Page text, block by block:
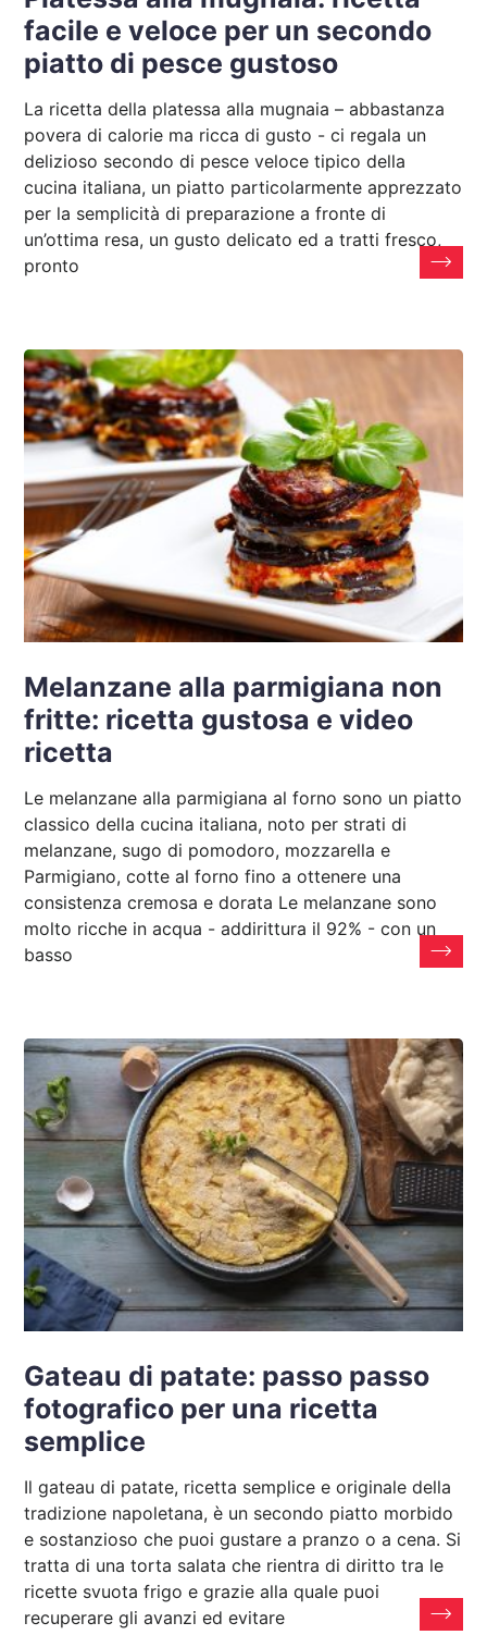
facile e veloce per un secondo
piatto di pesce gustoso
La ricetta della platessa alla mugnaia – abbastanza
povera di calorie ma ricca di gusto - ci regala un
delizioso secondo di pesce veloce tipico della
cucina italiana, un piatto particolarmente apprezzato
per la semplicità di preparazione a fronte di
un’ottima resa, un gusto delicato ed a tratti fresco,
pronto
Melanzane alla parmigiana non
fritte: ricetta gustosa e video
ricetta
Le melanzane alla parmigiana al forno sono un piatto
classico della cucina italiana, noto per strati di
melanzane, sugo di pomodoro, mozzarella e
Parmigiano, cotte al forno fino a ottenere una
consistenza cremosa e dorata Le melanzane sono
molto ricche in acqua - addirittura il 92% - con un
basso
Gateau di patate: passo passo
fotografico per una ricetta
semplice
Il gateau di patate, ricetta semplice e originale della
tradizione napoletana, è un secondo piatto morbido
e sostanzioso che puoi gustare a pranzo o a cena. Si
tratta di una torta salata che rientra di diritto tra le
ricette svuota frigo e grazie alla quale puoi
recuperare gli avanzi ed evitare